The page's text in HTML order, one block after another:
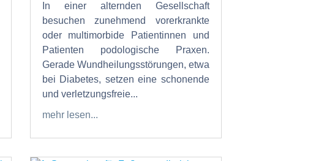
In einer alternden Gesellschaft
besuchen zunehmend vorerkrankte
oder multimorbide Patientinnen und
Patienten podologische Praxen.
Gerade Wundheilungsstörungen, etwa
bei Diabetes, setzen eine schonende
und verletzungsfreie...
mehr lesen...